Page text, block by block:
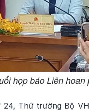
họp báo Liên
Thứ trưởng Bộ